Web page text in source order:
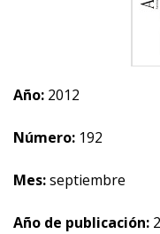
Año: 2012
Número: 192
Mes:septiembre
Año de publicación: